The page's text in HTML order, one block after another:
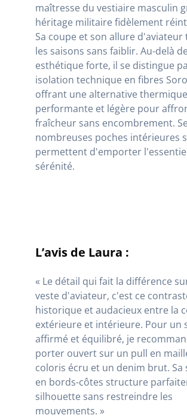
maîtresse du vestiaire masculin
héritage militaire fidèlement
Sa coupe et son allure
les saisons sans faiblir. Au-delà
esthétique forte, il se distingue
isolation technique en fibres
offrant une alternative thermique
performante et légère pour
fraîcheur sans encombrement.
nombreuses poches intérieures
permettent d'emporter
sérénité.
L’avis de Laura :
« Le détail qui fait la différence
veste d'aviateur, c'est ce
historique et audacieux entre la
extérieure et intérieure. Pour un
affirmé et équilibré, je
porter ouvert sur un pull en
coloris écru et un denim brut.
en bords-côtes structure
silhouette sans restreindre les
mouvements. »